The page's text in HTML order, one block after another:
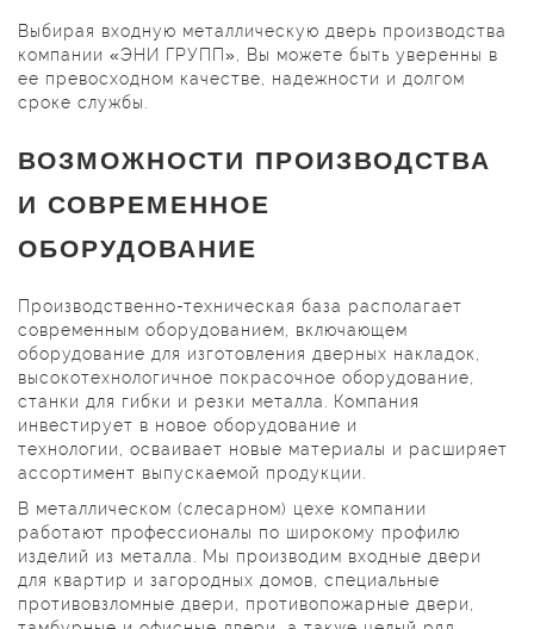
Выбирая входную металлическую дверь производства
компании «ЭНИ ГРУПП», Вы можете быть уверенны в
ее превосходном качестве, надежности и долгом
сроке службы.
ВОЗМОЖНОСТИ ПРОИЗВОДСТВА
И СОВРЕМЕННОЕ
ОБОРУДОВАНИЕ
Производственно-техническая база располагает
современным оборудованием, включающем
оборудование для изготовления дверных накладок,
высокотехнологичное покрасочное оборудование,
станки для гибки и резки металла. Компания
инвестирует в новое оборудование и
технологии, осваивает новые материалы и расширяет
ассортимент выпускаемой продукции.
В металлическом (слесарном) цехе компании
работают профессионалы по широкому профилю
изделий из металла. Мы производим входные двери
для квартир и загородных домов, специальные
противовзломные двери, противопожарные двери,